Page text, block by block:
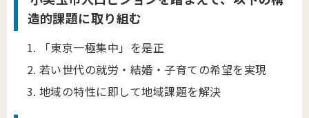
造的課題に取り組む
「東京一極集中」を是正
若い世代の就労・結婚・子育ての希望を実現
地域の特性に即して地域課題を解決